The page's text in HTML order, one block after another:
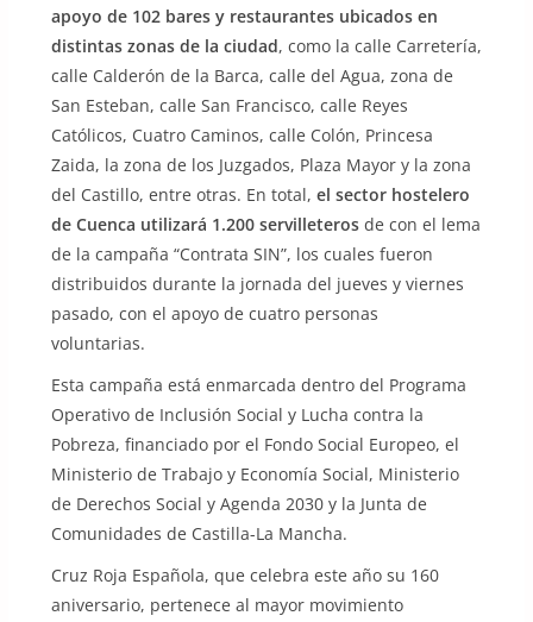
apoyo de 102 bares y restaurantes ubicados en
distintas zonas de la ciudad, como la calle Carretería,
calle Calderón de la Barca, calle del Agua, zona de
San Esteban, calle San Francisco, calle Reyes
Católicos, Cuatro Caminos, calle Colón, Princesa
Zaida, la zona de los Juzgados, Plaza Mayor y la zona
del Castillo, entre otras. En total, el sector hostelero
de Cuenca utilizará 1.200 servilleteros de con el lema
de la campaña “Contrata SIN”, los cuales fueron
distribuidos durante la jornada del jueves y viernes
pasado, con el apoyo de cuatro personas
voluntarias.
Esta campaña está enmarcada dentro del Programa
Operativo de Inclusión Social y Lucha contra la
Pobreza, financiado por el Fondo Social Europeo, el
Ministerio de Trabajo y Economía Social, Ministerio
de Derechos Social y Agenda 2030 y la Junta de
Comunidades de Castilla-La Mancha.
Cruz Roja Española, que celebra este año su 160
aniversario, pertenece al mayor movimiento